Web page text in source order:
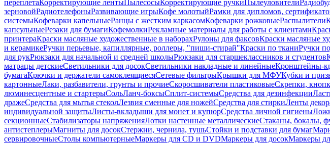
переплетаКорректирующие лентыПылесосыКорректирующие ручкиПылеуловители
зерновойРадиотелефоныРазвивающие игрыКофе молотыйРамки для дипломов,
системыКофеварки капельныеРанцы с жестким каркасомКофеварки рожковыеРаспылители
капсульныеРезаки для бумагиКофемолкиРекламные материалы для работы с клиентами
принтераКраски масляные художественные в наборахРулоны для факсовКраски масляные
и керамикеРучки перьевые, капиллярные, роллеры, "пиши-стирай"Краски по тканиРучки
для рукРюкзаки для начальной и средней школыРюкзаки для старшеклассников и студентов
матрацы детскиеСветильники для досокСветильники накладные и линейныеКронштейны-
бумагаКрючки и держатели самоклеящиесяСетевые фильтрыКрышки для МФУКубки и
картонныеЛаки, разбавители, грунты и прочиеСкоросшиватели пластиковыеСкрепки,
люминесцентные и стартерыСольЛанч-боксыСплит-системыСредства для дезинфекции
дражеСредства для мытья стеколЛезвия сменные для ножейСредства для стиркиЛенты
индивидуальной защитыЛисты-вкладыши для монет и купюрСредства личной гигиены
секционныеСтабилизаторы напряженияЛотки настенные металлическиеСтаканы, бокалы,
антистеплерыМагниты для досокСтержни, чернила, тушьСтойки и подставки для бумаг
сервировочныеСтолы компьютерныеМаркеры для CD и DVDМаркеры для досокМаркеры